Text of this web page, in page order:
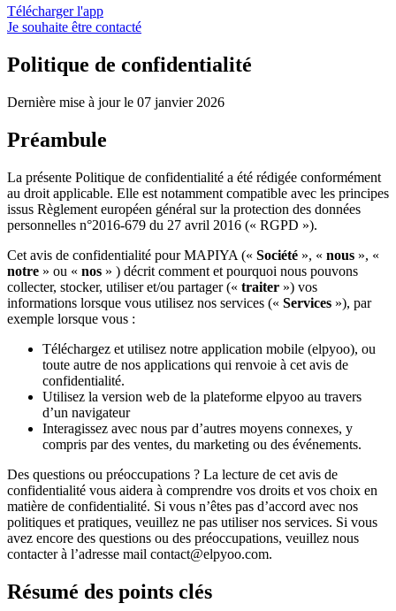
Télécharger l'app
Je souhaite être contacté
Politique de confidentialité
Dernière mise à jour le 07 janvier 2026
Préambule
La présente Politique de confidentialité a été rédigée conformément
au droit applicable. Elle est notamment compatible avec les principes
issus Règlement européen général sur la protection des données
personnelles n°2016-679 du 27 avril 2016 (« RGPD »).
Cet avis de confidentialité pour MAPIYA (« Société », « nous », «
notre » ou « nos » ) décrit comment et pourquoi nous pouvons
collecter, stocker, utiliser et/ou partager (« traiter ») vos
informations lorsque vous utilisez nos services (« Services »), par
exemple lorsque vous :
Téléchargez et utilisez notre application mobile (elpyoo), ou
toute autre de nos applications qui renvoie à cet avis de
confidentialité.
Utilisez la version web de la plateforme elpyoo au travers
d’un navigateur
Interagissez avec nous par d’autres moyens connexes, y
compris par des ventes, du marketing ou des événements.
Des questions ou préoccupations ? La lecture de cet avis de
confidentialité vous aidera à comprendre vos droits et vos choix en
matière de confidentialité. Si vous n’êtes pas d’accord avec nos
politiques et pratiques, veuillez ne pas utiliser nos services. Si vous
avez encore des questions ou des préoccupations, veuillez nous
contacter à l’adresse mail contact@elpyoo.com.
Résumé des points clés